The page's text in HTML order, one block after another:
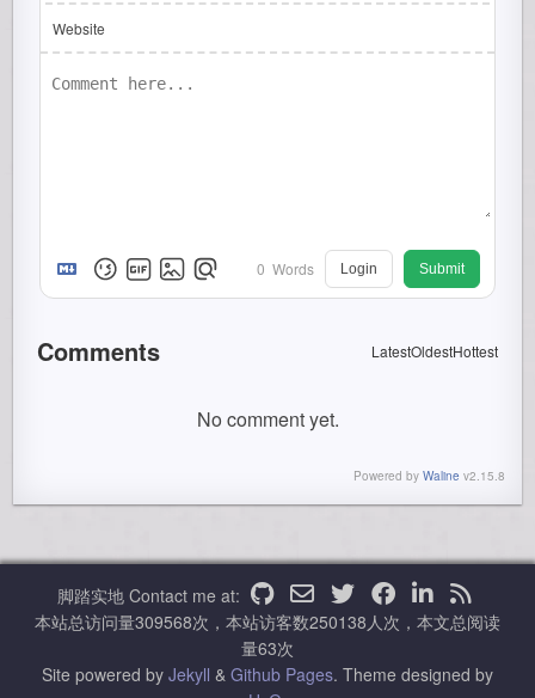
Website
0 Words Login Submit
Comments LatestOldestHottest
No comment yet.
Powered by Waline v2.15.8
脚踏实地 Contact me at:
本站总访问量309568次，本站访客数250138人次，本文总阅读
量63次
Site powered by Jekyll & Github Pages. Theme designed by